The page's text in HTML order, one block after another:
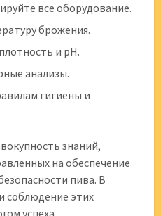
все оборудование.
брожения.
и pH.
анализы.
гигиены и
знаний,
на обеспечение
пива. В
соблюдение этих
успеха.